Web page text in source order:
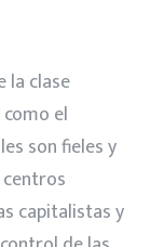
la clase
el
son fieles y
capitalistas y